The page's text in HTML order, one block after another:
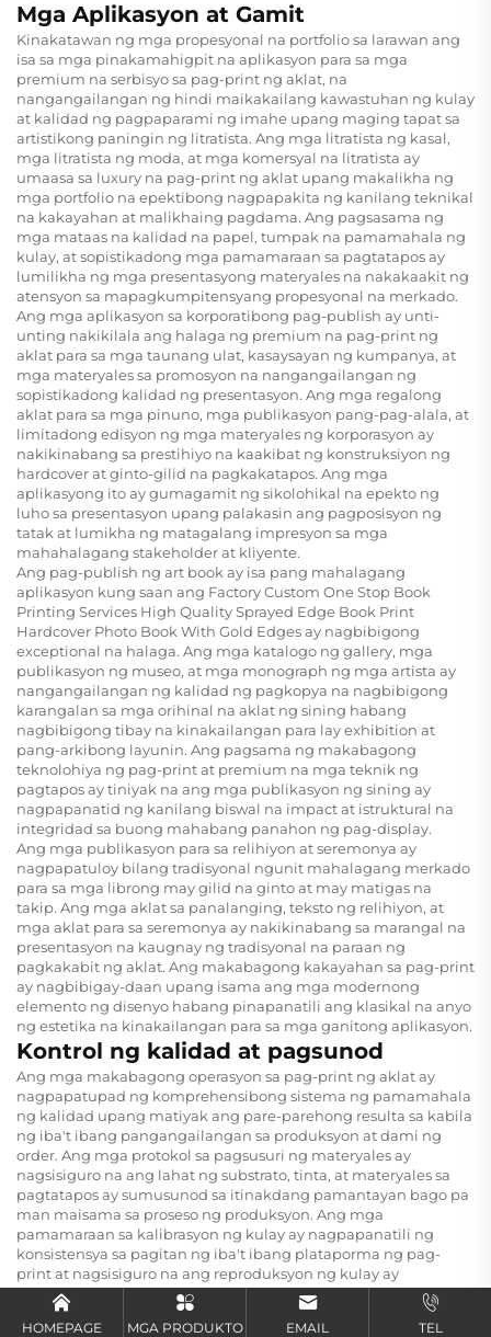
Mga Aplikasyon at Gamit
Kinakatawan ng mga propesyonal na portfolio sa larawan ang
isa sa mga pinakamahigpit na aplikasyon para sa mga
premium na serbisyo sa pag-print ng aklat, na
nangangailangan ng hindi maikakailang kawastuhan ng kulay
at kalidad ng pagpaparami ng imahe upang maging tapat sa
artistikong paningin ng litratista. Ang mga litratista ng kasal,
mga litratista ng moda, at mga komersyal na litratista ay
umaasa sa luxury na pag-print ng aklat upang makalikha ng
mga portfolio na epektibong nagpapakita ng kanilang teknikal
na kakayahan at malikhaing pagdama. Ang pagsasama ng
mga mataas na kalidad na papel, tumpak na pamamahala ng
kulay, at sopistikadong mga pamamaraan sa pagtatapos ay
lumilikha ng mga presentasyong materyales na nakakaakit ng
atensyon sa mapagkumpitensyang propesyonal na merkado.
Ang mga aplikasyon sa korporatibong pag-publish ay unti-
unting nakikilala ang halaga ng premium na pag-print ng
aklat para sa mga taunang ulat, kasaysayan ng kumpanya, at
mga materyales sa promosyon na nangangailangan ng
sopistikadong kalidad ng presentasyon. Ang mga regalong
aklat para sa mga pinuno, mga publikasyon pang-pag-alala, at
limitadong edisyon ng mga materyales ng korporasyon ay
nakikinabang sa prestihiyo na kaakibat ng konstruksiyon ng
hardcover at ginto-gilid na pagkakatapos. Ang mga
aplikasyong ito ay gumagamit ng sikolohikal na epekto ng
luho sa presentasyon upang palakasin ang pagposisyon ng
tatak at lumikha ng matagalang impresyon sa mga
mahahalagang stakeholder at kliyente.
Ang pag-publish ng art book ay isa pang mahalagang
aplikasyon kung saan ang Factory Custom One Stop Book
Printing Services High Quality Sprayed Edge Book Print
Hardcover Photo Book With Gold Edges ay nagbibigong
exceptional na halaga. Ang mga katalogo ng gallery, mga
publikasyon ng museo, at mga monograph ng mga artista ay
nangangailangan ng kalidad ng pagkopya na nagbibigong
karangalan sa mga orihinal na aklat ng sining habang
nagbibigong tibay na kinakailangan para lay exhibition at
pang-arkibong layunin. Ang pagsama ng makabagong
teknolohiya ng pag-print at premium na mga teknik ng
pagtapos ay tiniyak na ang mga publikasyon ng sining ay
nagpapanatid ng kanilang biswal na impact at istruktural na
integridad sa buong mahabang panahon ng pag-display.
Ang mga publikasyon para sa relihiyon at seremonya ay
nagpapatuloy bilang tradisyonal ngunit mahalagang merkado
para sa mga librong may gilid na ginto at may matigas na
takip. Ang mga aklat sa panalanging, teksto ng relihiyon, at
mga aklat para sa seremonya ay nakikinabang sa marangal na
presentasyon na kaugnay ng tradisyonal na paraan ng
pagkakabit ng aklat. Ang makabagong kakayahan sa pag-print
ay nagbibigay-daan upang isama ang mga modernong
elemento ng disenyo habang pinapanatili ang klasikal na anyo
ng estetika na kinakailangan para sa mga ganitong aplikasyon.
Kontrol ng kalidad at pagsunod
Ang mga makabagong operasyon sa pag-print ng aklat ay
nagpapatupad ng komprehensibong sistema ng pamamahala
ng kalidad upang matiyak ang pare-parehong resulta sa kabila
ng iba't ibang pangangailangan sa produksyon at dami ng
order. Ang mga protokol sa pagsusuri ng materyales ay
nagsisiguro na ang lahat ng substrato, tinta, at materyales sa
pagtatapos ay sumusunod sa itinakdang pamantayan bago pa
man maisama sa proseso ng produksyon. Ang mga
pamamaraan sa kalibrasyon ng kulay ay nagpapanatili ng
konsistensya sa pagitan ng iba't ibang plataporma ng pag-
print at nagsisiguro na ang reproduksyon ng kulay ay
nananatiling tumpak sa buong haba ng produksyon.
Ang pagtataya ng kalidad ng pagbibi ay kumakatawan sa
isang mahalagang bahagi ng mga protokol sa kontrol ng
HOMEPAGE MGA PRODUKTO EMAIL TEL